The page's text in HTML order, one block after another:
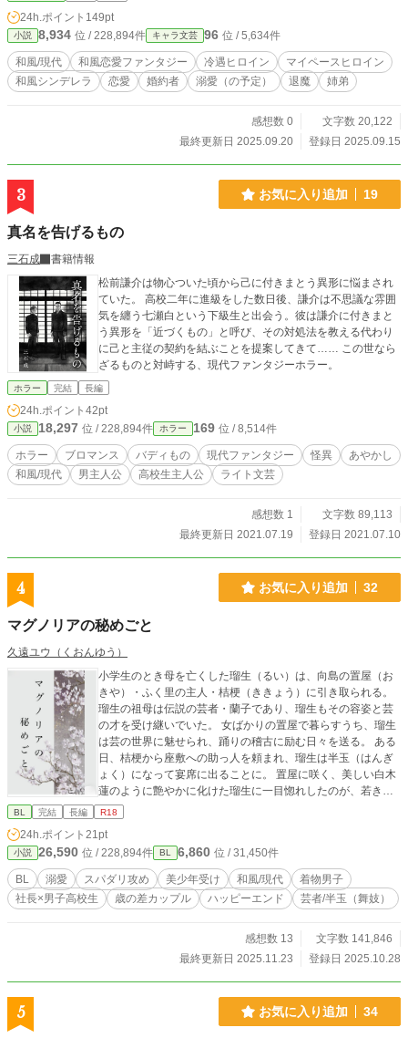
24h.ポイント 149pt
小説 8,934 位 / 228,894件 キャラ文芸 96 位 / 5,634件
和風/現代 和風恋愛ファンタジー 冷遇ヒロイン
マイペースヒロイン
和風シンデレラ
恋愛 婚約者 溺愛（の予定） 退魔 姉弟
感想数 0
文字数 20,122
最終更新日 2025.09.20
登録日 2025.09.15
3 お気に入り追加 19
真名を告げるもの
三石成
書籍情報
松前謙介は物心ついた頃から己に付きまとう異形に悩まされ
ていた。 高校二年に進級をした数日後、謙介は不思議な雰囲
気を纏う七瀬白という下級生と出会う。彼は謙介に付きまと
う異形を「近づくもの」と呼び、その対処法を教える代わり
に己と主従の契約を結ぶことを提案してきて…… この世なら
ざるものと対峙する、現代ファンタジーホラー。
ホラー 完結 長編
24h.ポイント 42pt
小説 18,297 位 / 228,894件 ホラー 169 位 / 8,514件
ホラー ブロマンス バディもの 現代ファンタジー 怪異
あやかし
和風/現代
男主人公 高校生主人公 ライト文芸
感想数 1
文字数 89,113
最終更新日 2021.07.19
登録日 2021.07.10
4 お気に入り追加 32
マグノリアの秘めごと
久遠ユウ（くおんゆう）
小学生のとき母を亡くした瑠生（るい）は、向島の置屋（お
きや）・ふく里の主人・桔梗（ききょう）に引き取られる。
瑠生の祖母は伝説の芸者・蘭子であり、瑠生もその容姿と芸
の才を受け継いでいた。 女ばかりの置屋で暮らすうち、瑠生
は芸の世界に魅せられ、踊りの稽古に励む日々を送る。 ある
日、桔梗から座敷への助っ人を頼まれ、瑠生は半玉（はんぎ
ょく）になって宴席に出ることに。 置屋に咲く、美しい白木
蓮のように艶やかに化けた瑠生に一目惚れしたのが、若き社
長・沖尚純（おきなおずみ）だった。 ふく里を訪れた沖は、
った瑠生は、ふく里と懇意にする料亭が沖の会社によって買
収されると知り、直談判に向かう。 そこで沖が出した条件
は……。 瑠生は、ふく里を守れるのか。そして、恋の行方は
──。 花街で揺れる、情緒と波乱の恋物語。
BL 完結 長編 R18
24h.ポイント 21pt
小説 26,590 位 / 228,894件 BL 6,860 位 / 31,450件
BL 溺愛 スパダリ攻め 美少年受け 和風/現代
着物男子
社長×男子高校生
歳の差カップル ハッピーエンド 芸者/半玉（舞妓）
感想数 13
文字数 141,846
最終更新日 2025.11.23
登録日 2025.10.28
5 お気に入り追加 34